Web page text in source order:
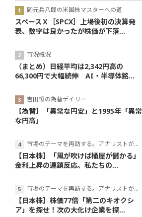
岡元兵八郎の米国株マスターへの道
スペースＸ［SPCX］上場後初の決算発
表、数字は良かったが株価が下落...
市況概況
（まとめ）日経平均は2,342円高の
66,300円で大幅続伸 AI・半導体銘...
吉田恒の為替デイリー
【為替】「異常な円安」と1995年「異常
な円高」
市場のテーマを再訪する。アナリストが読み解くテーマの本質
【日本株】「風が吹けば桶屋が儲かる」
金利上昇の連鎖反応。私たちの...
市場のテーマを再訪する。アナリストが読み解くテーマの本質
【日本株】株価77倍「第二のキオクシ
ア」を探せ！次の大化け企業を探...